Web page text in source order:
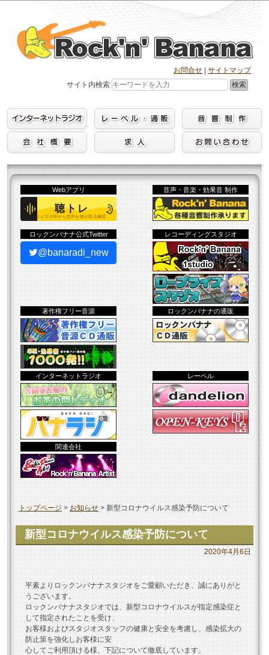
content
お問合せ
サイトマップ
サイト内検索
検索
トップページ>お知らせ>新型コロナウイルス感染予防について
新型コロナウイルス感染予防について
2020年4月6日
平素よりロックンバナナスタジオをご愛顧いただき、誠にありがと
うございます。
ロックンバナナスタジオでは、新型コロナウイルスが指定感染症と
して指定されたことを受け、
お客様およびスタジオスタッフの健康と安全を考慮し、感染拡大の
防止策を強化しお客様に安
心してご利用頂ける様、下記について徹底しています。
Webアプリ 音声・音楽・効果音 制作
ロックンバナナ公式Twitter
@banaradi_new
レコーディングスタジオ
著作権フリー音源 ロックンバナナの通販
インターネットラジオ レーベル
関連会社